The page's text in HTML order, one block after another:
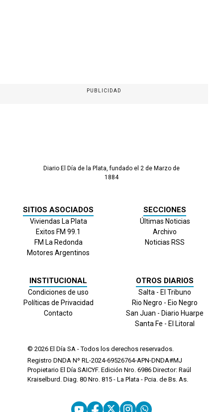
PUBLICIDAD
Diario El Día de la Plata, fundado el 2 de Marzo de
1884
SITIOS ASOCIADOS
Viviendas La Plata
Exitos FM 99.1
FM La Redonda
Motores Argentinos
SECCIONES
Últimas Noticias
Archivo
Noticias RSS
INSTITUCIONAL
Condiciones de uso
Políticas de Privacidad
Contacto
OTROS DIARIOS
Salta - El Tribuno
Rio Negro - Eio Negro
San Juan - Diario Huarpe
Santa Fe - El Litoral
© 2026 El Día SA - Todos los derechos reservados.
Registro DNDA Nº RL-2024-69526764-APN-DNDA#MJ
Propietario El Día SAICYF. Edición Nro. 6986 Director: Raúl
Kraiselburd. Diag. 80 Nro. 815 - La Plata - Pcia. de Bs. As.